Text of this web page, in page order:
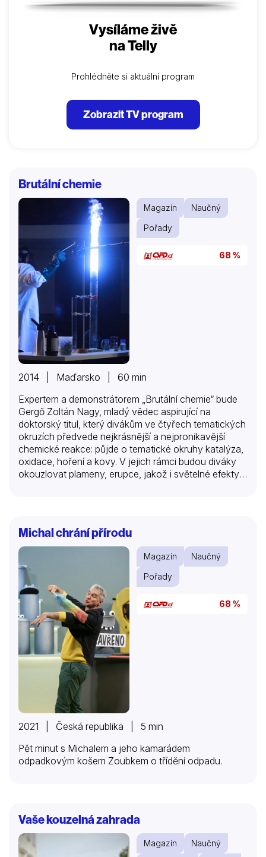
Vysíláme živě
na Telly
Prohlédněte si aktuální program
Zobrazit TV program
Brutální chemie
Magazín
Naučný
Pořady
68 %
2014 | Maďarsko | 60 min
Expertem a demonstrátorem „Brutální chemie“ bude
Gergő Zoltán Nagy, mladý vědec aspirující na
doktorský titul, který divákům ve čtyřech tematických
okruzích předvede nejkrásnější a nejpronikavější
chemické reakce: půjde o tematické okruhy katalýza,
oxidace, hoření a kovy. V jejich rámci budou diváky
okouzlovat plameny, erupce, jakož i světelné efekty
Michal chrání přírodu
Magazín
Naučný
Pořady
68 %
2021 | Česká republika | 5 min
Pět minut s Michalem a jeho kamarádem
odpadkovým košem Zoubkem o třídění odpadu.
Vaše kouzelná zahrada
Magazín
Naučný